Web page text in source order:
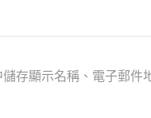
儲存顯示名稱、電子郵件